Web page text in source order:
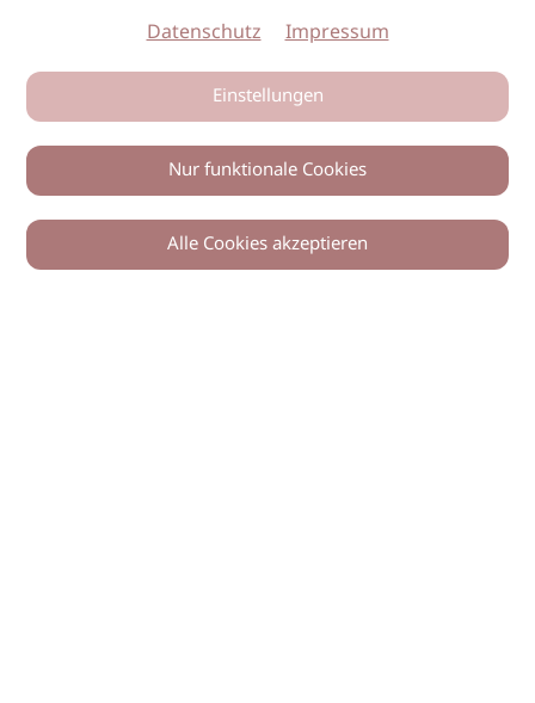
Datenschutz Impressum
Einstellungen
Nur funktionale Cookies
Alle Cookies akzeptieren